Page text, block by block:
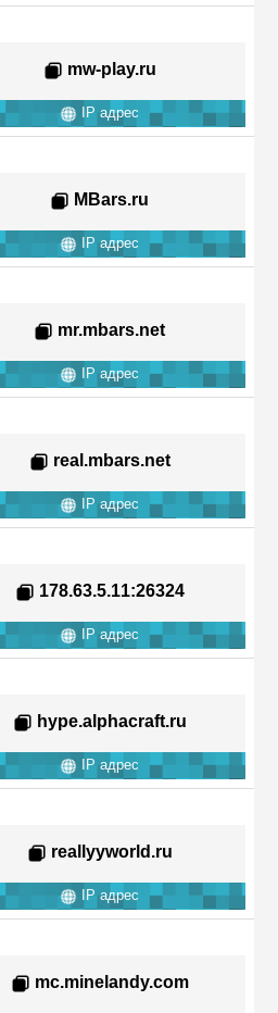
mw-play.ru
IP адрес
MBars.ru
IP адрес
mr.mbars.net
IP адрес
real.mbars.net
IP адрес
178.63.5.11:26324
IP адрес
hype.alphacraft.ru
IP адрес
reallyyworld.ru
IP адрес
mc.minelandy.com